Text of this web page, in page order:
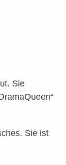
Sie
Sie ist